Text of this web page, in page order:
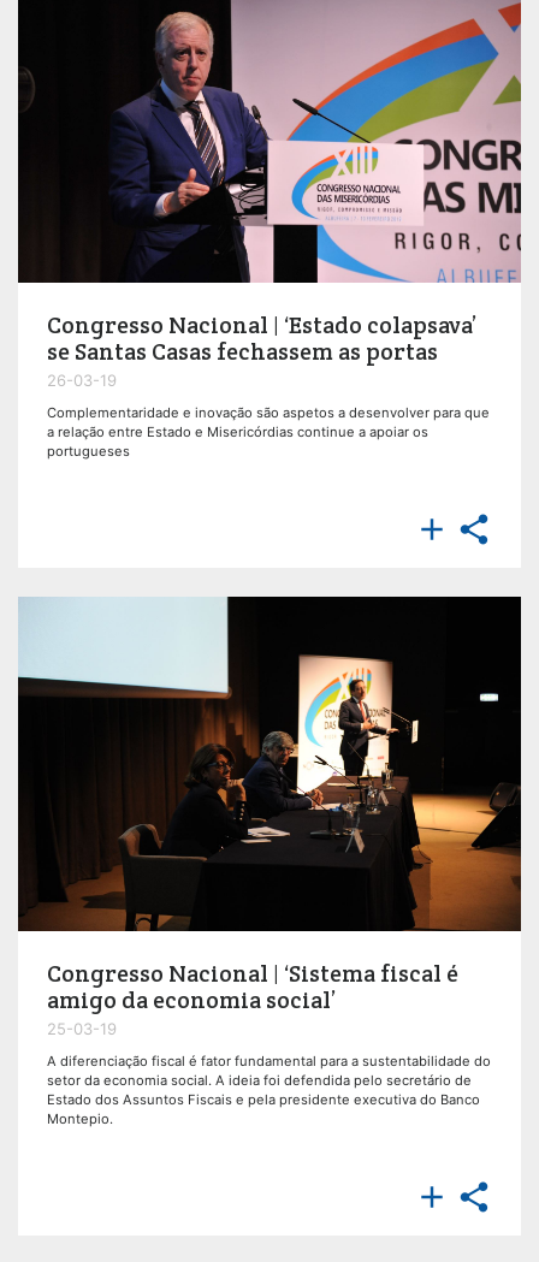
Congresso Nacional | ‘Estado colapsava’
se Santas Casas fechassem as portas
26-03-19
Complementaridade e inovação são aspetos a desenvolver para que
a relação entre Estado e Misericórdias continue a apoiar os
portugueses
 
Congresso Nacional | ‘Sistema fiscal é
amigo da economia social’
25-03-19
A diferenciação fiscal é fator fundamental para a sustentabilidade do
setor da economia social. A ideia foi defendida pelo secretário de
Estado dos Assuntos Fiscais e pela presidente executiva do Banco
Montepio.
 